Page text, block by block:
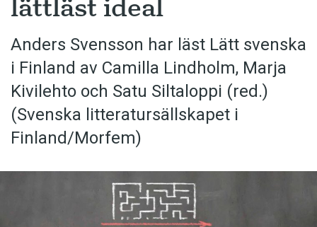
lättläst ideal
Anders Svensson har läst Lätt svenska
i Finland av Camilla Lindholm, Marja
Kivilehto och Satu Siltaloppi (red.)
(Svenska litteratur­sällskapet i
Finland/Morfem)